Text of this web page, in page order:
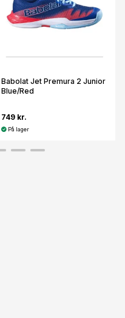
Babolat Jet Premura 2 Junior
Blue/Red
749 kr.
På lager